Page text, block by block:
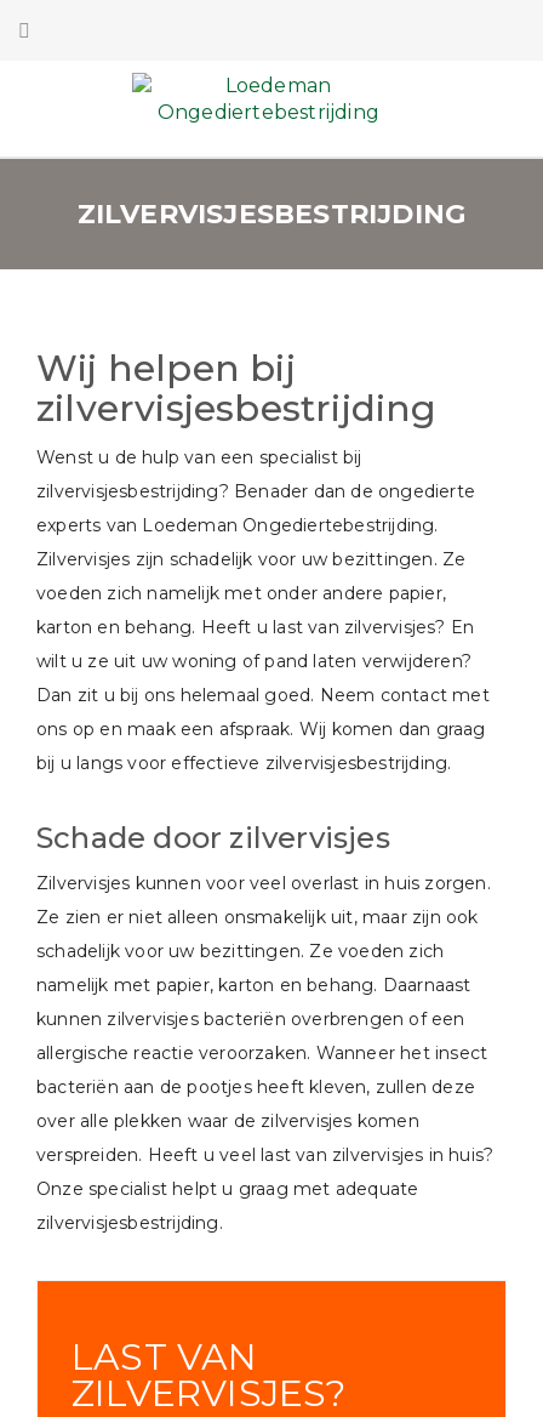
ZILVERVISJESBESTRIJDING
Wij helpen bij
zilvervisjesbestrijding
Wenst u de hulp van een specialist bij
zilvervisjesbestrijding? Benader dan de ongedierte
experts van Loedeman Ongediertebestrijding.
Zilvervisjes zijn schadelijk voor uw bezittingen. Ze
voeden zich namelijk met onder andere papier,
karton en behang. Heeft u last van zilvervisjes? En
wilt u ze uit uw woning of pand laten verwijderen?
Dan zit u bij ons helemaal goed. Neem contact met
ons op en maak een afspraak. Wij komen dan graag
bij u langs voor effectieve zilvervisjesbestrijding.
Schade door zilvervisjes
Zilvervisjes kunnen voor veel overlast in huis zorgen.
Ze zien er niet alleen onsmakelijk uit, maar zijn ook
schadelijk voor uw bezittingen. Ze voeden zich
namelijk met papier, karton en behang. Daarnaast
kunnen zilvervisjes bacteriën overbrengen of een
allergische reactie veroorzaken. Wanneer het insect
bacteriën aan de pootjes heeft kleven, zullen deze
over alle plekken waar de zilvervisjes komen
verspreiden. Heeft u veel last van zilvervisjes in huis?
Onze specialist helpt u graag met adequate
zilvervisjesbestrijding.
LAST VAN
ZILVERVISJES?